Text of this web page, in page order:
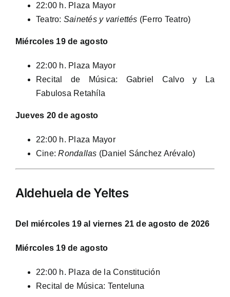
22:00 h. Plaza Mayor
Teatro: Sainetés y variettés (Ferro Teatro)
Miércoles 19 de agosto
22:00 h. Plaza Mayor
Recital de Música: Gabriel Calvo y La
Fabulosa Retahíla
Jueves 20 de agosto
22:00 h. Plaza Mayor
Cine:Rondallas (Daniel Sánchez Arévalo)
Aldehuela de Yeltes
Del miércoles 19 al viernes 21 de agosto de 2026
Miércoles 19 de agosto
22:00 h. Plaza de la Constitución
Recital de Música: Tenteluna